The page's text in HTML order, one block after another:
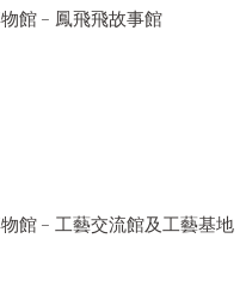
館﹣鳳飛飛故事館
館﹣工藝交流館及工藝基地